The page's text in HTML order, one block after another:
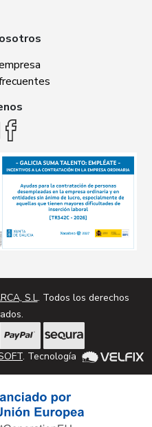
S.L. Todos los derechos
. Tecnología